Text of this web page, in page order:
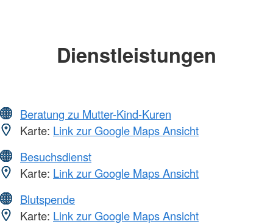
Dienstleistungen
Beratung zu Mutter-Kind-Kuren
Karte: Link zur Google Maps Ansicht
Besuchsdienst
Karte: Link zur Google Maps Ansicht
Blutspende
Karte: Link zur Google Maps Ansicht